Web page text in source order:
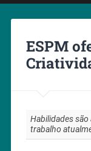
ESPM
Habilidades
trabalho